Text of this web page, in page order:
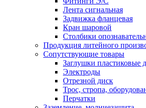
Лента сигнальная
Задвижка фланцевая
Кран шаровой
Столбики
Продукция литейного
Сопутствующие товары
Заглушки пластиковые
Электроды
Отрезной диск
Трос, стропа,
Перчатки